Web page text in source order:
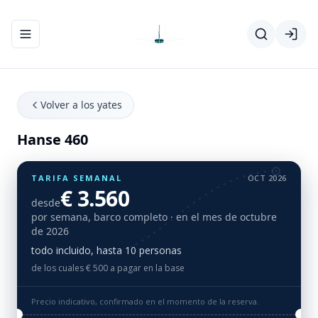
Abrir/cerrar el menú de navegación
Volver a los yates
Hanse 460
TARIFA SEMANAL OCT 2026
desde€ 3.560
por semana, barco completo · en el mes de octubre
de 2026
todo incluido, hasta 10 personas
de los cuales € 500 a pagar en la base
Precio indicativo, confirmado en el momento de la reserva.